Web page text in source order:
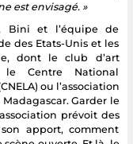
est envisagé. »
Bini et l’équipe de
des Etats-Unis et les
dont le club d’art
le Centre National
ou l’association
Garder le
prévoit des
apport, comment